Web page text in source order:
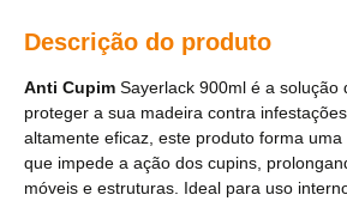
Descrição do produto
Anti Cupim Sayerlack 900ml é a solução
proteger a sua madeira contra
altamente eficaz, este produto forma
que impede a ação dos cupins,
móveis e estruturas. Ideal para uso